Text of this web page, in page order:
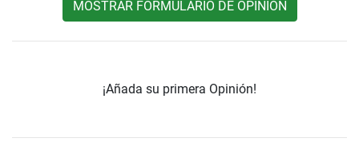
MOSTRAR FORMULARIO DE OPINIÓN
¡Añada su primera Opinión!